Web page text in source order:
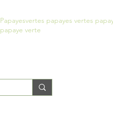
Papayesvertes papayes vertes
papaye verte